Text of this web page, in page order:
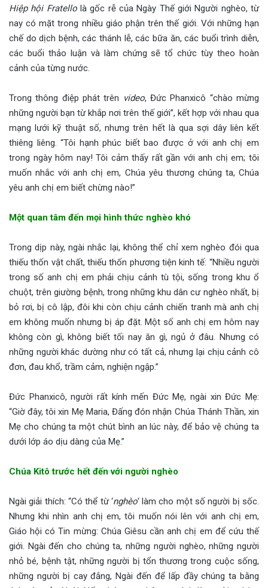
Hiệp hội Fratellolà gốc rễ của Ngày Thế giới Người nghèo, từ
nay có mặt trong nhiều giáo phận trên thế giới. Với những hạn
chế do dịch bệnh, các thánh lễ, các bữa ăn, các buổi trình diễn,
các buổi thảo luận và làm chứng sẽ tổ chức tùy theo hoàn
cảnh của từng nước.
Trong thông điệp phát trên video, Đức Phanxicô “chào mừng
những người bạn từ khắp nơi trên thế giới”, kết hợp với nhau qua
mạng lưới kỹ thuật số, nhưng trên hết là qua sợi dây liên kết
thiêng liêng. “Tôi hạnh phúc biết bao được ở với anh chị em
trong ngày hôm nay! Tôi cảm thấy rất gần với anh chị em; tôi
muốn nhắc với anh chị em, Chúa yêu thương chúng ta, Chúa
yêu anh chị em biết chừng nào!”
Một quan tâm đến mọi hình thức nghèo khó
Trong dịp này, ngài nhắc lại, không thể chỉ xem nghèo đói qua
thiếu thốn vật chất, thiếu thốn phương tiện kinh tế: “Nhiều người
trong số anh chị em phải chịu cảnh tù tội, sống trong khu ổ
chuột, trên giường bệnh, trong những khu dân cư nghèo nhất, bị
bỏ rơi, bị cô lập, đôi khi còn chịu cảnh chiến tranh mà anh chị
em không muốn nhưng bị áp đặt. Một số anh chị em hôm nay
không còn gì, không biết tối nay ăn gì, ngủ ở đâu. Nhưng có
những người khác dường như có tất cả, nhưng lại chịu cảnh cô
đơn, đau khổ, trầm cảm, nghiện ngập.”
Đức Phanxicô, người rất kính mến Đức Mẹ, ngài xin Đức Mẹ:
“Giờ đây, tôi xin Mẹ Maria, Đấng đón nhận Chúa Thánh Thần, xin
Mẹ cho chúng ta một chút bình an lúc này, để bảo vệ chúng ta
dưới lớp áo dịu dàng của Mẹ.”
Chúa Kitô trước hết đến với người nghèo
Ngài giải thích: “Có thể từ ‘nghèo‘ làm cho một số người bị sốc.
Nhưng khi nhìn anh chị em, tôi muốn nói lên với anh chị em,
Giáo hội có Tin mừng: Chúa Giêsu cần anh chị em để cứu thế
giới. Ngài đến cho chúng ta, những người nghèo, những người
nhỏ bé, bệnh tật, những người bị tổn thương trong cuộc sống,
những người bị cay đắng, Ngài đến để lấp đầy chúng ta bằng